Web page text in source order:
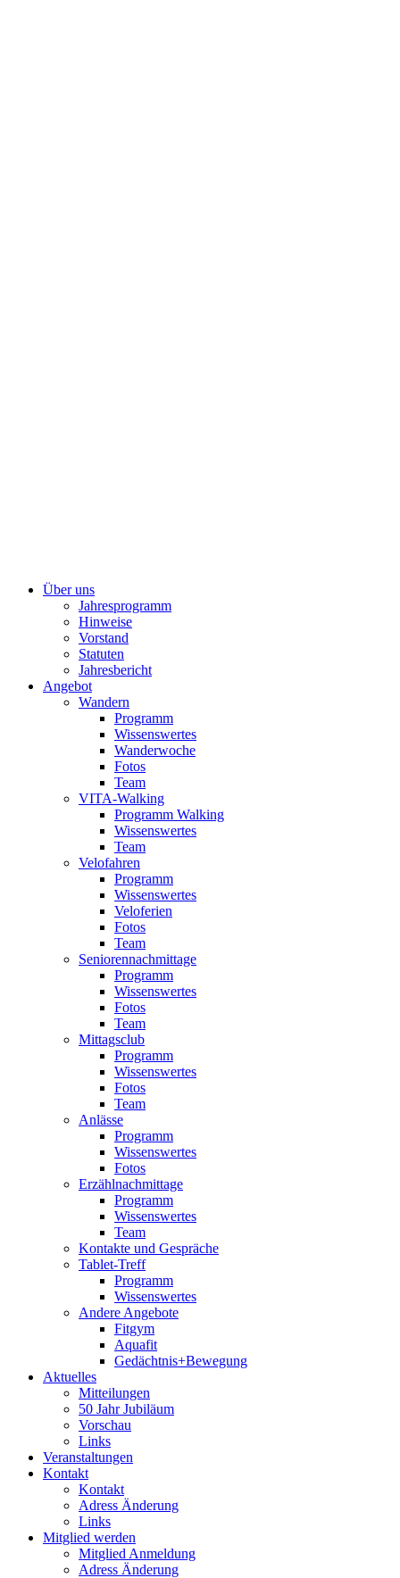
Über uns
Jahresprogramm
Hinweise
Vorstand
Statuten
Jahresbericht
Angebot
Wandern
Programm
Wissenswertes
Wanderwoche
Fotos
Team
VITA-Walking
Programm Walking
Wissenswertes
Team
Velofahren
Programm
Wissenswertes
Veloferien
Fotos
Team
Seniorennachmittage
Programm
Wissenswertes
Fotos
Team
Mittagsclub
Programm
Wissenswertes
Fotos
Team
Anlässe
Programm
Wissenswertes
Fotos
Erzählnachmittage
Programm
Wissenswertes
Team
Kontakte und Gespräche
Tablet-Treff
Programm
Wissenswertes
Andere Angebote
Fitgym
Aquafit
Gedächtnis+Bewegung
Aktuelles
Mitteilungen
50 Jahr Jubiläum
Vorschau
Links
Veranstaltungen
Kontakt
Kontakt
Adress Änderung
Links
Mitglied werden
Mitglied Anmeldung
Adress Änderung